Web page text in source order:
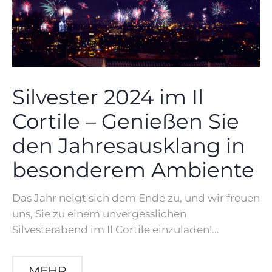
Silvester 2024 im Il
Cortile – Genießen Sie
den Jahresausklang in
besonderem Ambiente
Das Jahr neigt sich dem Ende zu, und wir freuen
uns, Sie zu einem unvergesslichen
Silvesterabend im Il Cortile einzuladen!...